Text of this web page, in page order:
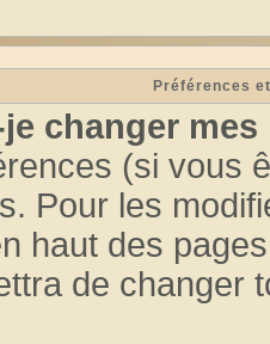
Préférences
changer mes
(si vous
Pour les
haut des
de changer